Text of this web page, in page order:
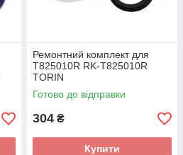
Ремонтний комплект для
T825010R RK-T825010R
TORIN
Готово до відправки
304 ₴
Купити